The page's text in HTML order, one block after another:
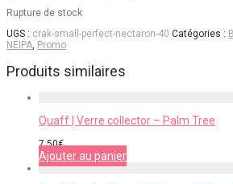
Rupture de stock
UGS : crak-small-perfect-nectaron-40 Catégories :
NEIPA, Promo
Produits similaires
Quaff | Verre collector – Palm Tree
7,50€
Ajouter au panier